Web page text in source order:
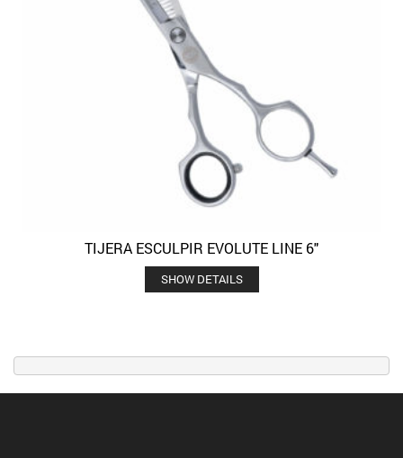
TIJERA ESCULPIR EVOLUTE LINE 6″
SHOW DETAILS